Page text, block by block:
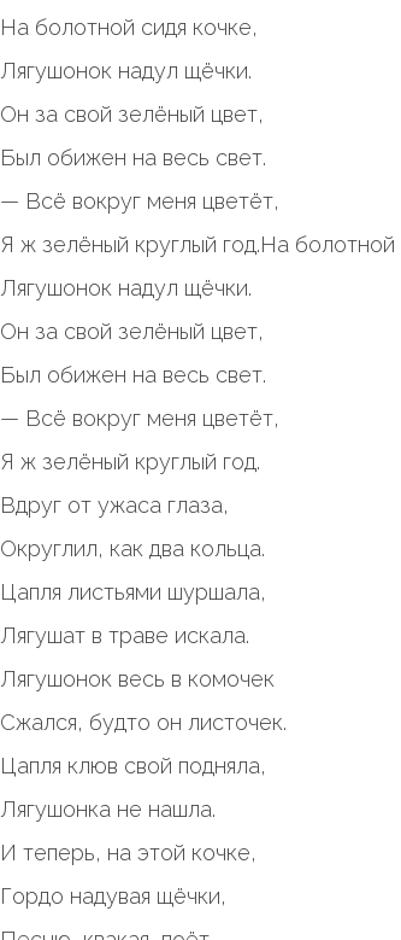
На болотной сидя кочке,
Лягушонок надул щёчки.
Он за свой зелёный цвет,
Был обижен на весь свет.
— Всё вокруг меня цветёт,
Я ж зелёный круглый год.На болотной
Лягушонок надул щёчки.
Он за свой зелёный цвет,
Был обижен на весь свет.
— Всё вокруг меня цветёт,
Я ж зелёный круглый год.
Вдруг от ужаса глаза,
Округлил, как два кольца.
Цапля листьями шуршала,
Лягушат в траве искала.
Лягушонок весь в комочек
Сжался, будто он листочек.
Цапля клюв свой подняла,
Лягушонка не нашла.
И теперь, на этой кочке,
Гордо надувая щёчки,